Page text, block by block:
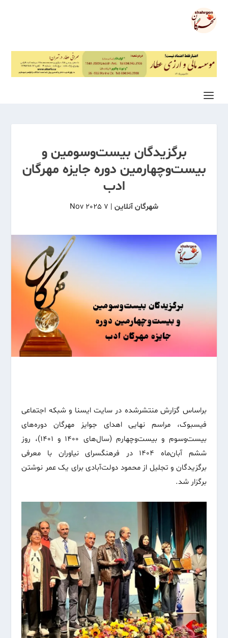
برگزیدگان بیست‌وسومین و
بیست‌وچهارمین دوره جایزه مهرگان
ادب
شهرگان آنلاین |
7 Nov 2025
براساس گزارش‌ منتشرشده در سایت ایسنا و شبکه‌ اجتماعی
فیسبوک،‌ مراسم نهایی اهدای جوایز مهرگان دوره‌های
بیست‌وسوم و بیست‌وچهارم (سال‌های ۱۴۰۰ و ۱۴۰۱)، روز
ششم آبان‌ماه ۱۴۰۴ در فرهنگسرای نیاوران با معرفی
برگزیدگان و تجلیل از محمود دولت‌آبادی برای یک عمر نوشتن
برگزار شد.